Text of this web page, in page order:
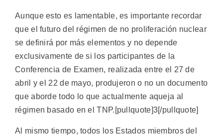
Aunque esto es lamentable, es importante recordar
que el futuro del régimen de no proliferación nuclear
se definirá por más elementos y no depende
exclusivamente de si los participantes de la
Conferencia de Examen, realizada entre el 27 de
abril y el 22 de mayo, produjeron o no ​​un documento
que aborde todo lo que actualmente aqueja al
régimen basado en el TNP.[pullquote]3[/pullquote]
Al mismo tiempo, todos los Estados miembros del